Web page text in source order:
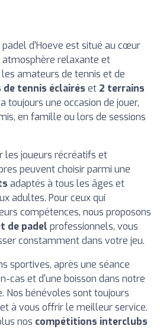
d'Hoeve est situé au cœur
relaxante et
amateurs de tennis et de
tennis éclairés et 2 terrains
toujours une occasion de jouer,
en famille ou lors de sessions
les joueurs récréatifs et
peuvent choisir parmi une
adaptés à tous les âges et
adultes. Pour ceux qui
compétences, nous proposons
de padel professionnels, vous
constamment dans votre jeu.
sportives, après une séance
cas et d'une boisson dans notre
Nos bénévoles sont toujours
à vous offrir le meilleur service.
nos compétitions interclubs